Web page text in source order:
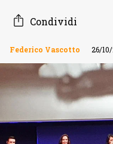
Condividi
Federico Vascotto 26/10/